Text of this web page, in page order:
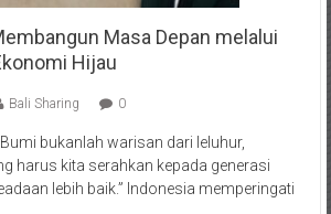
Masa Depan melalui
Hijau
Bali Sharing 0
bukanlah warisan dari leluhur,
harus kita serahkan kepada generasi
lebih baik.” Indonesia memperingati